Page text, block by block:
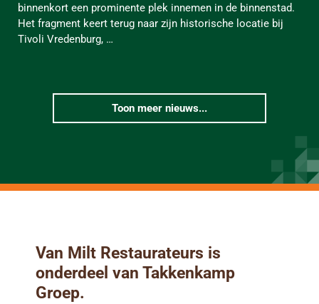
binnenkort een prominente plek innemen in de binnenstad.
Het fragment keert terug naar zijn historische locatie bij
Tivoli Vredenburg, …
Toon meer nieuws...
Van Milt Restaurateurs is
onderdeel van Takkenkamp
Groep.